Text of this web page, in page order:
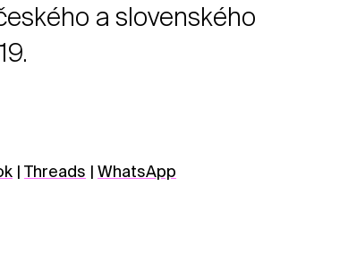
a slovenského
| Threads | WhatsApp